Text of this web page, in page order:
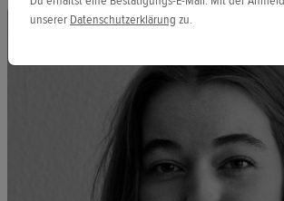
unserer Datenschutzerklärung zu.